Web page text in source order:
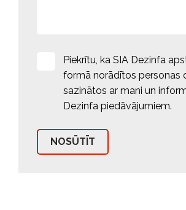
Piekrītu, ka SIA Dezinfa
formā norādītos personas
sazinātos ar mani un
Dezinfa piedāvājumiem.